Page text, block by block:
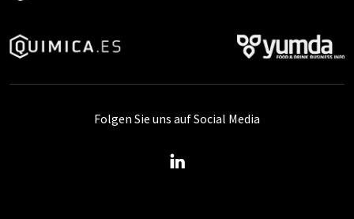
Folgen Sie uns auf Social Media